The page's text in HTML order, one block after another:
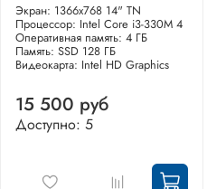
Экран: 1366x768 14" TN
Процессор: Intel Core i3-330M 4
Оперативная память: 4 ГБ
Память: SSD 128 ГБ
Видеокарта: Intel HD Graphics
15 500 руб
Доступно: 5